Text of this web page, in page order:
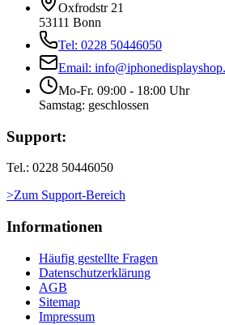
Oxfrodstr 21
53111 Bonn
Tel: 0228 50446050
Email:
Mo-Fr. 09:00 - 18:00 Uhr
Samstag: geschlossen
Support:
Tel.: 0228 50446050
>Zum Support-Bereich
Informationen
Häufig gestellte Fragen
Datenschutzerklärung
AGB
Sitemap
Impressum